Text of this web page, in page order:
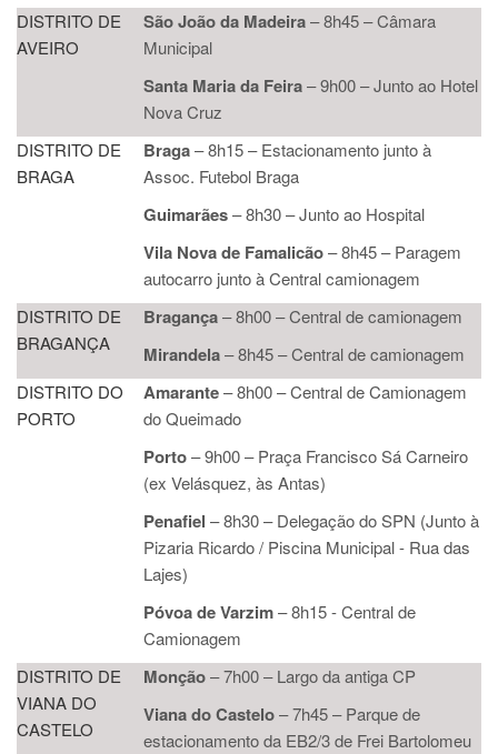
DISTRITO DE
AVEIRO
São João da Madeira–8h45– Câmara
Municipal
Santa Maria da Feira– 9h00 – Junto ao Hotel
Nova Cruz
DISTRITO DE
BRAGA
Braga–8h15–Estacionamento junto à
Assoc. Futebol Braga
Guimarães–8h30–Junto ao Hospital
Vila Nova de Famalicão–8h45 – Paragem
autocarro junto à Central camionagem
DISTRITO DE
BRAGANÇA
Bragança–8h00–Central de camionagem
Mirandela–8h45–Central de camionagem
DISTRITO DO
PORTO
Amarante–8h00–Central de Camionagem
do Queimado
Porto–9h00–Praça Francisco Sá Carneiro
(ex Velásquez, às Antas)
Penafiel –8h30–Delegação do SPN (Junto à
Pizaria Ricardo / Piscina Municipal - Rua das
Lajes)
Póvoa de Varzim–8h15 - Central de
Camionagem
DISTRITO DE
VIANA DO
CASTELO
Monção–7h00–Largo da antiga CP
Viana do Castelo–7h45–Parque de
estacionamento da EB2/3 de Frei Bartolomeu